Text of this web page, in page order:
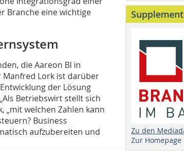
Branche eine wichtige
die Aareon BI in
Manfred Lork ist darüber
der Lösung
Betriebswirt stellt sich
„mit welchen Zahlen kann
Business
aufzubereiten und
Supplement
Zu den
Zur Homepage